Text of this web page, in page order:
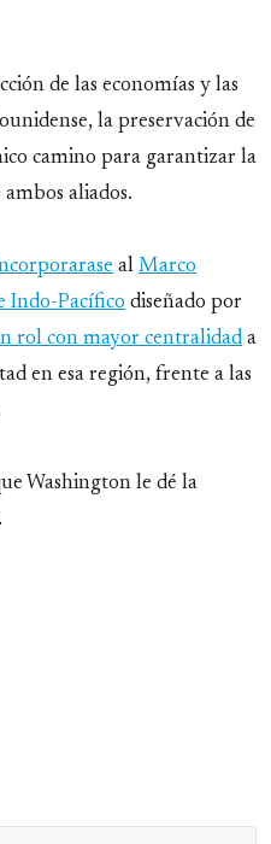
de las economías y las
la preservación de
camino para garantizar la
aliados.
al Marco
Indo-Pacífico diseñado por
rol con mayor centralidad a
en esa región, frente a las
Washington le dé la